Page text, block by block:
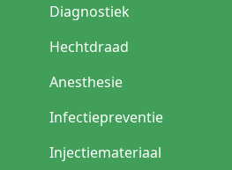
Diagnostiek
Hechtdraad
Anesthesie
Infectiepreventie
Injectiemateriaal